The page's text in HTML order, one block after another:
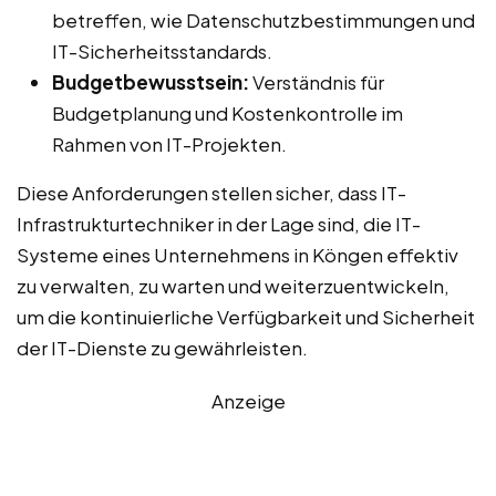
betreffen, wie Datenschutzbestimmungen und
IT-Sicherheitsstandards.
Budgetbewusstsein:Verständnis für
Budgetplanung und Kostenkontrolle im
Rahmen von IT-Projekten.
Diese Anforderungen stellen sicher, dass IT-
Infrastrukturtechniker in der Lage sind, die IT-
Systeme eines Unternehmens in Köngen effektiv
zu verwalten, zu warten und weiterzuentwickeln,
um die kontinuierliche Verfügbarkeit und Sicherheit
der IT-Dienste zu gewährleisten.
Anzeige